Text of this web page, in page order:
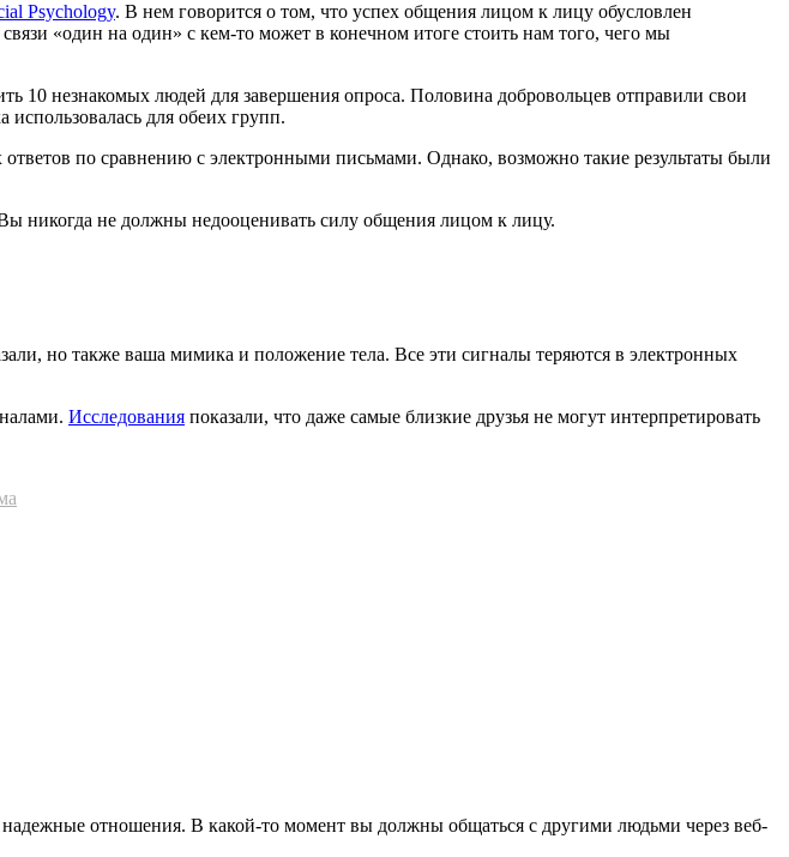
Psychology. В нем говорится о том, что успех общения лицом к лицу обусловлен
«один на один» с кем-то может в конечном итоге стоить нам того, чего мы
10 незнакомых людей для завершения опроса. Половина добровольцев отправили свои
для обеих групп.
по сравнению с электронными письмами. Однако, возможно такие результаты были
никогда не должны недооценивать силу общения лицом к лицу.
но также ваша мимика и положение тела. Все эти сигналы теряются в электронных
Исследования показали, что даже самые близкие друзья не могут интерпретировать
отношения. В какой-то момент вы должны общаться с другими людьми через веб-